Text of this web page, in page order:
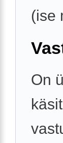
(ise
On